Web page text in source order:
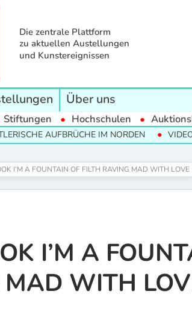
Die zentrale Plattform
zu aktuellen Austellungen
und Kunstereignissen
Über uns
Stiftungen Hochschulen
IM NORDEN VIDEO KILLED
I’M A FOUNTAIN OF FILTH RAVING MAD WITH LOVE
I’M A
MAD WITH